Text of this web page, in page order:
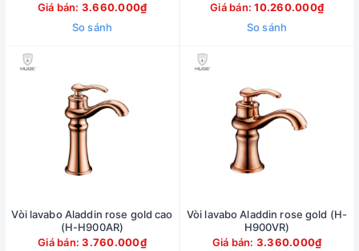
Giá bán: 3.660.000₫
So sánh
Giá bán:10.260.000₫
So sánh
Vòi lavabo Aladdin rose gold cao
(H-H900AR)
Giá bán:3.760.000₫
Vòi lavabo Aladdin rose gold (H-
H900VR)
Giá bán: 3.360.000₫